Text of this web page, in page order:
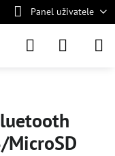
Panel uživatele
MicroSD